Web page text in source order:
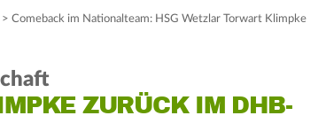
> Comeback im Nationalteam: HSG Wetzlar Torwart Klimpke
ZURÜCK IM DHB-